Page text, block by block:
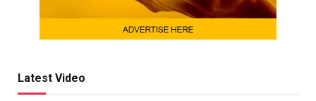
Latest Video